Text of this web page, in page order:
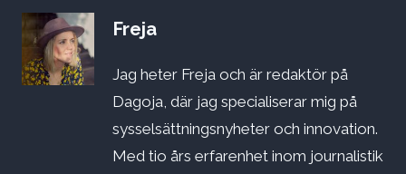
Freja
Jag heter Freja och är redaktör på
Dagoja, där jag specialiserar mig på
sysselsättningsnyheter och innovation.
Med tio års erfarenhet inom journalistik